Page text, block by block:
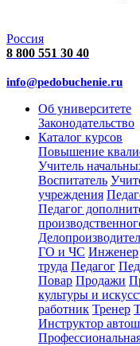
Россия
8 800 551 30 40
info@pedobuchenie.ru
Об университете
Законодательство
Каталог курсов
Повышение
Учитель
Воспитатель
учреждения
Педагог
ГО и ЧС Инженер
труда Педагог
Повар Продажи
культуры и
работник Тренер
Инструктор